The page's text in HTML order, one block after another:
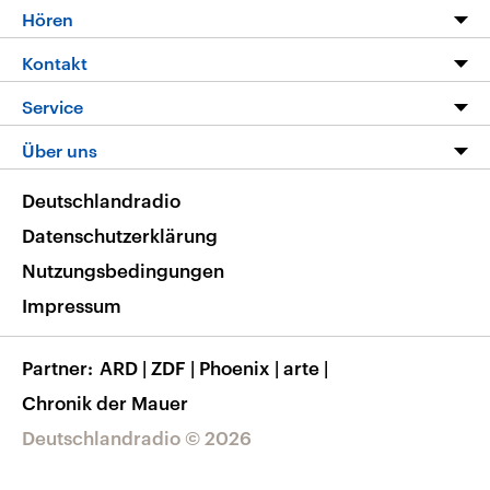
Programm
Die Nachrichten
Nachrichtenleicht
Neue Beiträge auf dlf.de
Hören
Livestream
Podcasts
Deutschlandfunk App
Nachrichten App
Frequenzen
Kontakt
Hörerservice
Service
FAQ
Veranstaltungen
Musikliste
RSS
Über uns
Barrierefreiheit
Deutschlandradio © 2026
Deutschlandradio
Datenschutzerklärung
Nutzungsbedingungen
Impressum
Partner ARD | ZDF | Phoenix | arte |
Chronik der Mauer